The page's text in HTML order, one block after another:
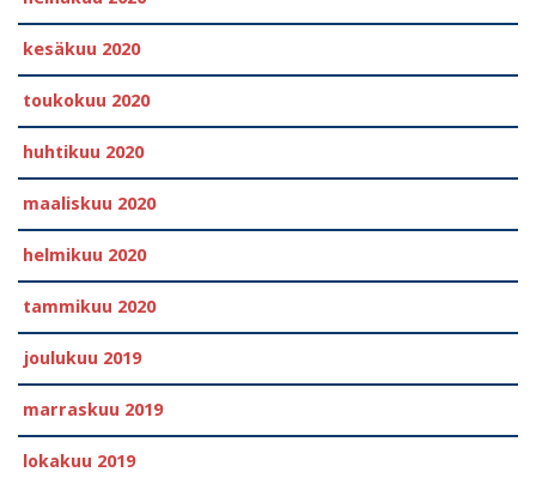
kesäkuu 2020
toukokuu 2020
huhtikuu 2020
maaliskuu 2020
helmikuu 2020
tammikuu 2020
joulukuu 2019
marraskuu 2019
lokakuu 2019